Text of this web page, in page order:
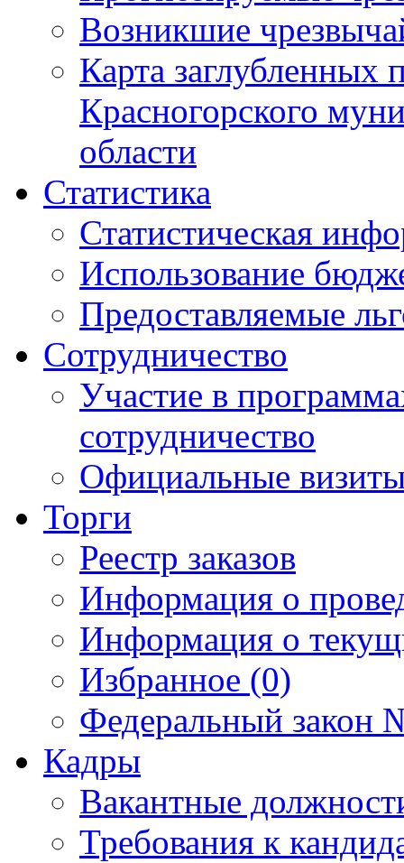
Возникшие
Карта
Красногорского
области
Статистика
Статистическая
Использование
Предоставляемые
Сотрудничество
Участие в
сотрудничество
Официальные
Торги
Реестр заказов
Информация о
Информация о
Избранное (0)
Федеральный закон
Кадры
Вакантные
Требования к